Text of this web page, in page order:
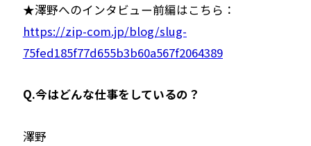
★澤野へのインタビュー前編はこちら：
https://zip-com.jp/blog/slug-
75fed185f77d655b3b60a567f2064389
Q.今はどんな仕事をしているの？
――澤野